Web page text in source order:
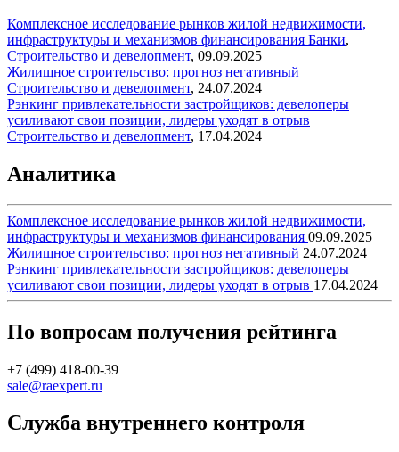
Комплексное исследование рынков жилой недвижимости,
инфраструктуры и механизмов финансирования Банки,
Строительство и девелопмент, 09.09.2025
Жилищное строительство: прогноз негативный
Строительство и девелопмент, 24.07.2024
Рэнкинг привлекательности застройщиков: девелоперы
усиливают свои позиции, лидеры уходят в отрыв
Строительство и девелопмент, 17.04.2024
Аналитика
Комплексное исследование рынков жилой недвижимости,
инфраструктуры и механизмов финансирования 09.09.2025
Жилищное строительство: прогноз негативный 24.07.2024
Рэнкинг привлекательности застройщиков: девелоперы
усиливают свои позиции, лидеры уходят в отрыв 17.04.2024
По вопросам получения рейтинга
+7 (499) 418-00-39
sale@raexpert.ru
Служба внутреннего контроля